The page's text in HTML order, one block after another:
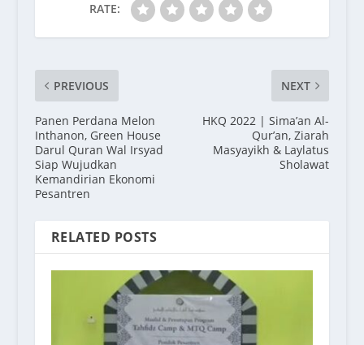
RATE:
PREVIOUS
Panen Perdana Melon
Inthanon, Green House
Darul Quran Wal Irsyad
Siap Wujudkan
Kemandirian Ekonomi
Pesantren
NEXT
HKQ 2022 | Sima’an Al-
Qur’an, Ziarah
Masyayikh & Laylatus
Sholawat
RELATED POSTS